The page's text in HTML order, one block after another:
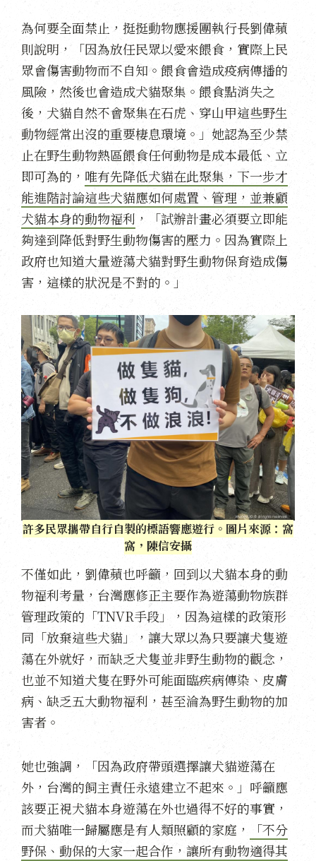
為何要全面禁止，挺挺動物應援團執行長劉偉蘋
則說明，「因為放任民眾以愛來餵食，實際上民
眾會傷害動物而不自知。餵食會造成疫病傳播的
風險，然後也會造成犬貓聚集。餵食點消失之
後，犬貓自然不會聚集在石虎、穿山甲這些野生
動物經常出沒的重要棲息環境。」她認為至少禁
止在野生動物熱區餵食任何動物是成本最低、立
即可為的， 唯有先降低犬貓在此聚集，下一步才
能進階討論這些犬貓應如何處置、管理，並兼顧
犬貓本身的動物福利 ，「試辦計畫必須要立即能
夠達到降低對野生動物傷害的壓力。因為實際上
政府也知道大量遊蕩犬貓對野生動物保育造成傷
害，這樣的狀況是不對的。」
許多民眾攜帶自行自製的標語響應遊行。圖片來源：窩
窩，陳信安攝
不僅如此，劉偉蘋也呼籲，回到以犬貓本身的動
物福利考量，台灣應修正主要作為遊蕩動物族群
管理政策的「TNVR手段」，因為這樣的政策形
同「放棄這些犬貓」，讓大眾以為只要讓犬隻遊
蕩在外就好，而缺乏犬隻並非野生動物的觀念，
也並不知道犬隻在野外可能面臨疾病傳染、皮膚
病、缺乏五大動物福利，甚至淪為野生動物的加
害者。
她也強調，「因為政府帶頭選擇讓犬貓遊蕩在
外，台灣的飼主責任永遠建立不起來。」呼籲應
該要正視犬貓本身遊蕩在外也過得不好的事實，
而犬貓唯一歸屬應是有人類照顧的家庭，
「不分
野保、動保的大家一起合作，讓所有動物適得其